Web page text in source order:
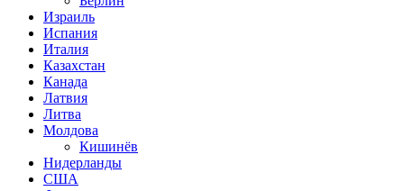
Израиль
Испания
Италия
Казахстан
Канада
Латвия
Литва
Молдова
Кишинёв
Нидерланды
США